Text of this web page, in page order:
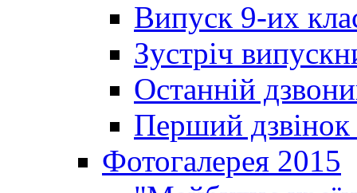
Випуск 9-их
Зустріч
Останній
Перший
Фотогалерея 2015